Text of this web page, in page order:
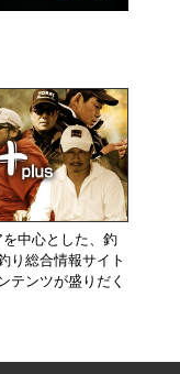
中心とした、釣
り総合情報サイト
テンツが盛りだく